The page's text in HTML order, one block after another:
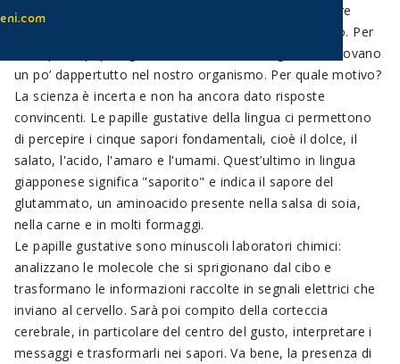
eni.com
aspetti meno noti e più strani è la presenza di strutture
anatomiche in zone del corpo dove non le aspettiamo. Per
esempio le papille gustative, i recettori del gusto, si trovano
un po’ dappertutto nel nostro organismo. Per quale motivo?
La scienza è incerta e non ha ancora dato risposte
convincenti. Le papille gustative della lingua ci permettono
di percepire i cinque sapori fondamentali, cioè il dolce, il
salato, l'acido, l'amaro e l'umami. Quest’ultimo in lingua
giapponese significa "saporito" e indica il sapore del
glutammato, un aminoacido presente nella salsa di soia,
nella carne e in molti formaggi.
Le papille gustative sono minuscoli laboratori chimici:
analizzano le molecole che si sprigionano dal cibo e
trasformano le informazioni raccolte in segnali elettrici che
inviano al cervello. Sarà poi compito della corteccia
cerebrale, in particolare del centro del gusto, interpretare i
messaggi e trasformarli nei sapori. Va bene, la presenza di